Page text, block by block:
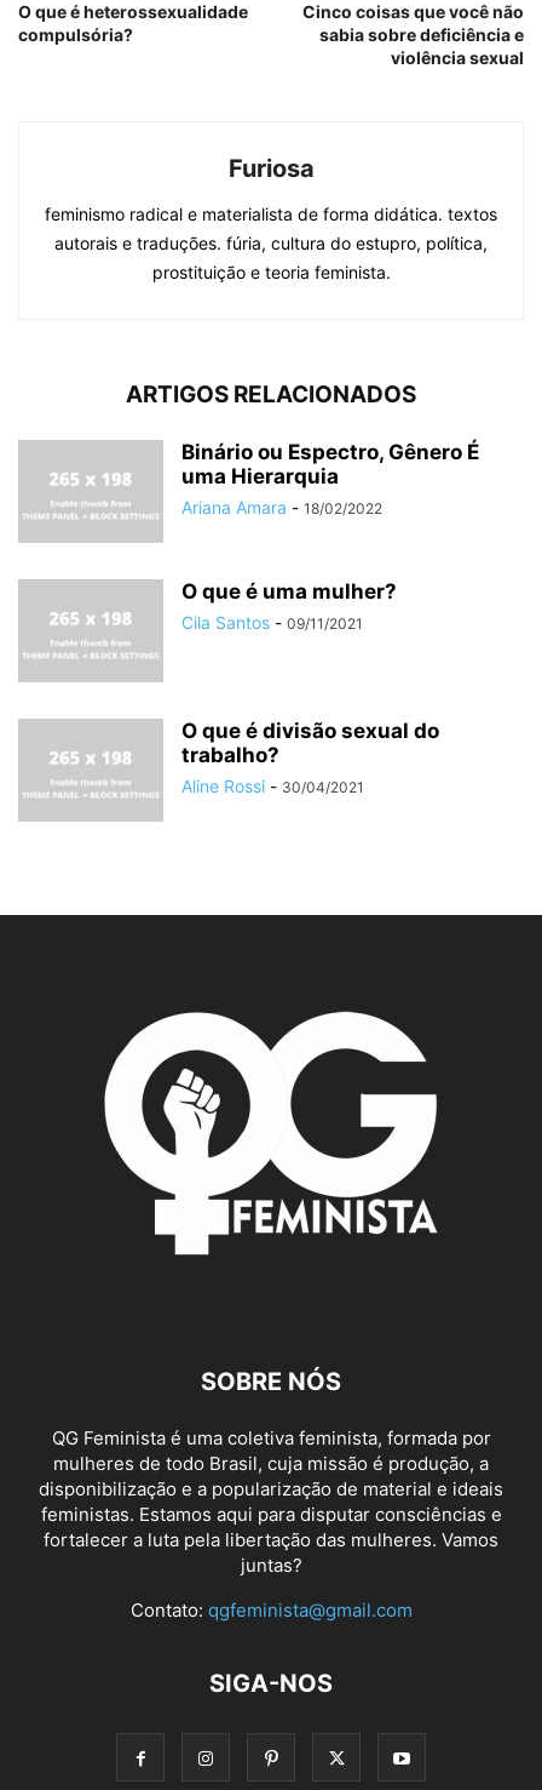
O que é heterossexualidade
compulsória?
Cinco coisas que você não
sabia sobre deficiência e
violência sexual
Furiosa
feminismo radical e materialista de forma didática. textos
autorais e traduções. fúria, cultura do estupro, política,
prostituição e teoria feminista.
ARTIGOS RELACIONADOS
Binário ou Espectro, Gênero É
uma Hierarquia
Ariana Amara - 18/02/2022
O que é uma mulher?
Cila Santos - 09/11/2021
O que é divisão sexual do
trabalho?
Aline Rossi - 30/04/2021
SOBRE NÓS
QG Feminista é uma coletiva feminista, formada por
mulheres de todo Brasil, cuja missão é produção, a
disponibilização e a popularização de material e ideais
feministas. Estamos aqui para disputar consciências e
fortalecer a luta pela libertação das mulheres. Vamos
juntas?
Contato: qgfeminista@gmail.com
SIGA-NOS